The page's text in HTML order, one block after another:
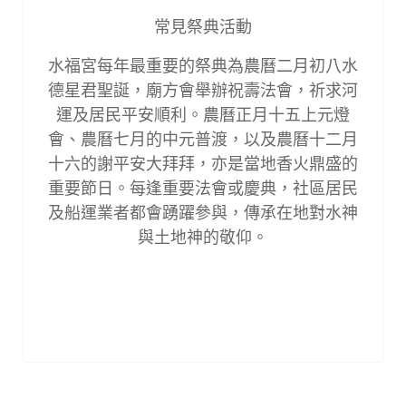
常見祭典活動
水福宮每年最重要的祭典為農曆二月初八水
德星君聖誕，廟方會舉辦祝壽法會，祈求河
運及居民平安順利。農曆正月十五上元燈
會、農曆七月的中元普渡，以及農曆十二月
十六的謝平安大拜拜，亦是當地香火鼎盛的
重要節日。每逢重要法會或慶典，社區居民
及船運業者都會踴躍參與，傳承在地對水神
與土地神的敬仰。